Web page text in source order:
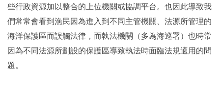
些行政資源加以整合的上位機關或協調平台。也因此導致我
們常常會看到漁民因為進入到不同主管機關、法源所管理的
海洋保護區而誤觸法律，而執法機關（多為海巡署）也時常
因為不同法源所劃設的保護區導致執法時面臨法規適用的問
題。